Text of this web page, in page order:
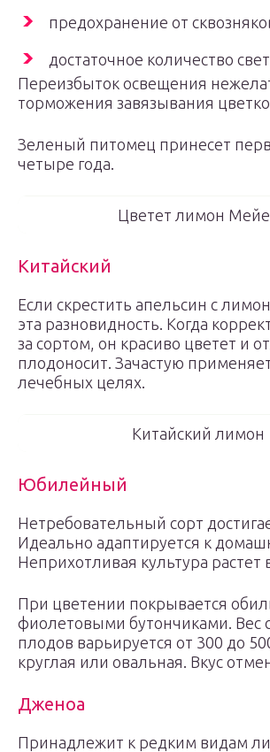
предохранение от
достаточное количество
Переизбыток освещения
торможения завязывания
Зеленый питомец принесет
четыре года.
Цветет лимон
Китайский
Если скрестить апельсин с
эта разновидность. Когда
за сортом, он красиво цветет и
плодоносит. Зачастую
лечебных целях.
Китайский лимон
Юбилейный
Нетребовательный сорт
Идеально адаптируется к
Неприхотливая культура растет
При цветении покрывается
фиолетовыми бутончиками. Вес
плодов варьируется от 300 до
круглая или овальная. Вкус
Дженоа
Принадлежит к редким видам